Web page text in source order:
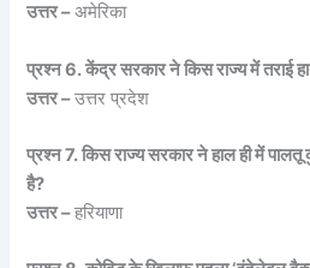
उत्तर –अमेरिका
प्रश्न 6. केंद्र सरकार ने किस राज्य में तराई
उत्तर –उत्तर प्रदेश
प्रश्न 7. किस राज्य सरकार ने हाल ही में पालतू
है?
उत्तर –हरियाणा